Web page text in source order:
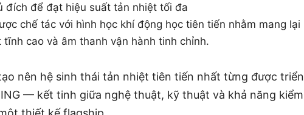
đích để đạt hiệu suất tản nhiệt tối đa
chế tác với hình học khí động học tiên tiến nhằm mang lại
cao và âm thanh vận hành tinh chỉnh.
nên hệ sinh thái tản nhiệt tiên tiến nhất từng được triển
— kết tinh giữa nghệ thuật, kỹ thuật và khả năng kiểm